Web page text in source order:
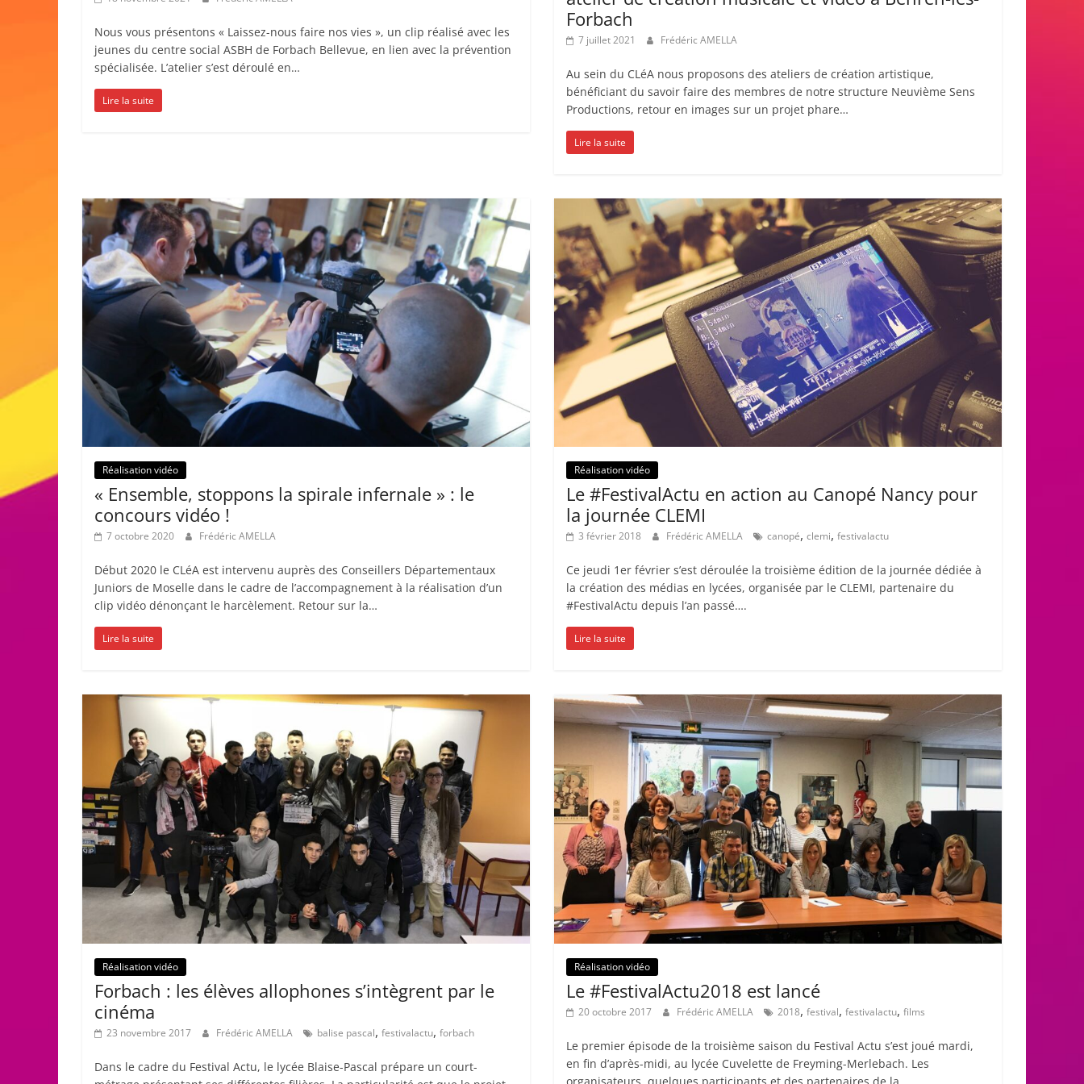
Nous vous présentons « Laissez-nous faire nos vies », un clip réalisé avec les
jeunes du centre social ASBH de Forbach Bellevue, en lien avec la prévention
spécialisée. L’atelier s’est déroulé en…
Lire la suite
Forbach
7 juillet 2021 Frédéric AMELLA
Au sein du CLéA nous proposons des ateliers de création artistique,
bénéficiant du savoir faire des membres de notre structure Neuvième Sens
Productions, retour en images sur un projet phare…
Lire la suite
Réalisation vidéo
« Ensemble, stoppons la spirale infernale » : le
concours vidéo !
7 octobre 2020 Frédéric AMELLA
Début 2020 le CLéA est intervenu auprès des Conseillers Départementaux
Juniors de Moselle dans le cadre de l’accompagnement à la réalisation d’un
clip vidéo dénonçant le harcèlement. Retour sur la…
Lire la suite
Réalisation vidéo
Le #FestivalActu en action au Canopé Nancy pour
la journée CLEMI
3 février 2018 Frédéric AMELLA canopé, clemi, festivalactu
Ce jeudi 1er février s’est déroulée la troisième édition de la journée dédiée à
la création des médias en lycées, organisée par le CLEMI, partenaire du
#FestivalActu depuis l’an passé….
Lire la suite
Réalisation vidéo
Forbach : les élèves allophones s’intègrent par le
cinéma
23 novembre 2017 Frédéric AMELLA balise pascal, festivalactu, forbach
Dans le cadre du Festival Actu, le lycée Blaise-Pascal prépare un court-
Réalisation vidéo
Le #FestivalActu2018 est lancé
20 octobre 2017 Frédéric AMELLA 2018, festival, festivalactu, films
Le premier épisode de la troisième saison du Festival Actu s’est joué mardi,
en fin d’après-midi, au lycée Cuvelette de Freyming-Merlebach. Les